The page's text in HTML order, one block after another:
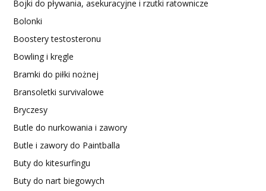
Bojki do pływania, asekuracyjne i rzutki ratownicze
Bolonki
Boostery testosteronu
Bowling i kręgle
Bramki do piłki nożnej
Bransoletki survivalowe
Bryczesy
Butle do nurkowania i zawory
Butle i zawory do Paintballa
Buty do kitesurfingu
Buty do nart biegowych